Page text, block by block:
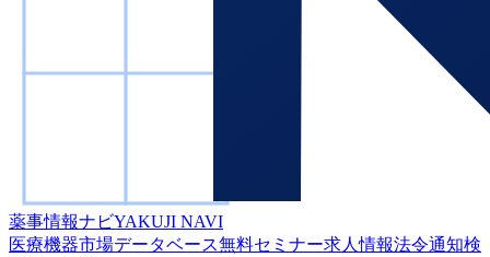
薬事情報ナビYAKUJI NAVI
医療機器市場データベース無料セミナー求人情報法令通知検